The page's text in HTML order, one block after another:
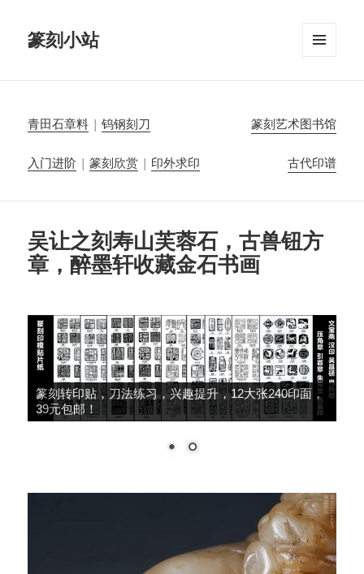
篆刻小站
青田石章料 |钨钢刻刀 篆刻艺术图书馆
入门进阶 |篆刻欣赏 | 印外求印 古代印谱
吴让之刻寿山芙蓉石，古兽钮方
章，醉墨轩收藏金石书画
大师推荐，细柳系列手工冷作，鸟虫篆、朱文篆刻
刀，49元包邮！